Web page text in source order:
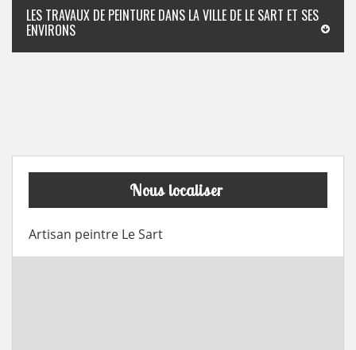
LES TRAVAUX DE PEINTURE DANS LA VILLE DE LE SART ET SES
ENVIRONS
Nous localiser
Artisan peintre Le Sart